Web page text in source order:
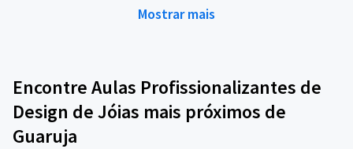
Mostrar mais
Encontre Aulas Profissionalizantes de
Design de Jóias mais próximos de
Guaruja